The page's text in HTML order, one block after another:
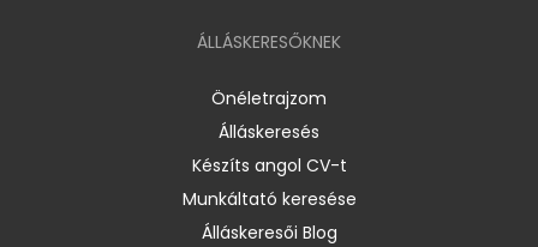
ÁLLÁSKERESŐKNEK
Önéletrajzom
Álláskeresés
Készíts angol CV-t
Munkáltató keresése
Álláskeresői Blog